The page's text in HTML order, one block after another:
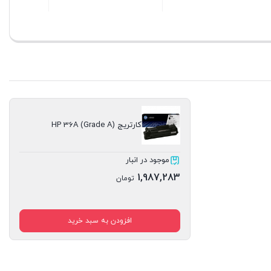
کارتریج HP 36A (Grade A)
موجود در انبار
1,987,283 تومان
افزودن به سبد خرید